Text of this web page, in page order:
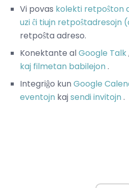
Vi povas kolekti retpoŝton
uzi ĉi tiujn retpoŝtadresojn
retpoŝta adreso.
Konektante alGoogle Talk
kaj filmetan babilejon.
Integriĝo kun Google
eventojn kajsendi invitojn.